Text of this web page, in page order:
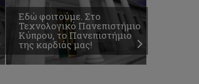
Εδώ φοιτούμε. Στο
Τεχνολογικό Πανεπιστήμιο
Κύπρου, το Πανεπιστήμιο
της καρδιάς μας!